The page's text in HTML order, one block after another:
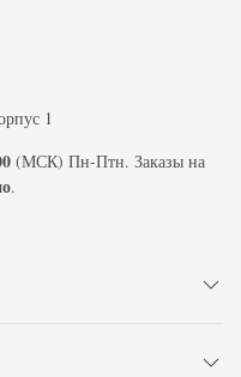
1
(МСК) Пн-Птн. Заказы на
.